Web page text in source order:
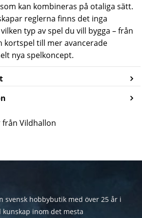
kan kombineras på otaliga sätt.
reglerna finns det inga
typ av spel du vill bygga – från
kortspel till mer avancerade
nya spelkoncept.
Vildhallon
svensk hobbybutik med över 25 år i
kunskap inom det mesta